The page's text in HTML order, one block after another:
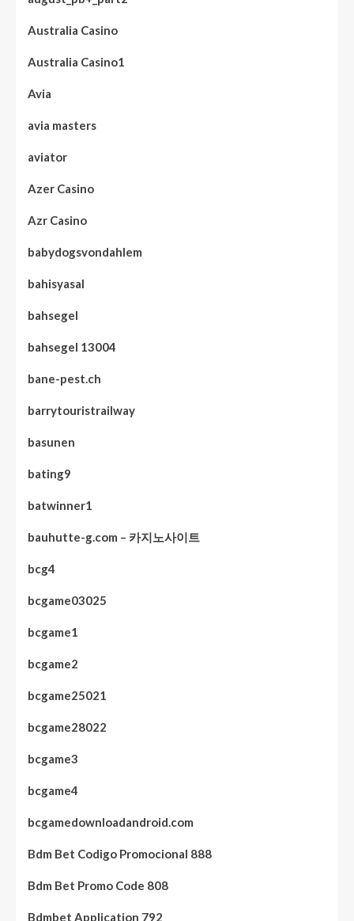
Australia Casino
Australia Casino1
Avia
avia masters
aviator
Azer Casino
Azr Casino
babydogsvondahlem
bahisyasal
bahsegel
bahsegel 13004
bane-pest.ch
barrytouristrailway
basunen
bating9
batwinner1
bauhutte-g.com – 카지노사이트
bcg4
bcgame03025
bcgame1
bcgame2
bcgame25021
bcgame28022
bcgame3
bcgame4
bcgamedownloadandroid.com
Bdm Bet Codigo Promocional 888
Bdm Bet Promo Code 808
Bdmbet Application 792